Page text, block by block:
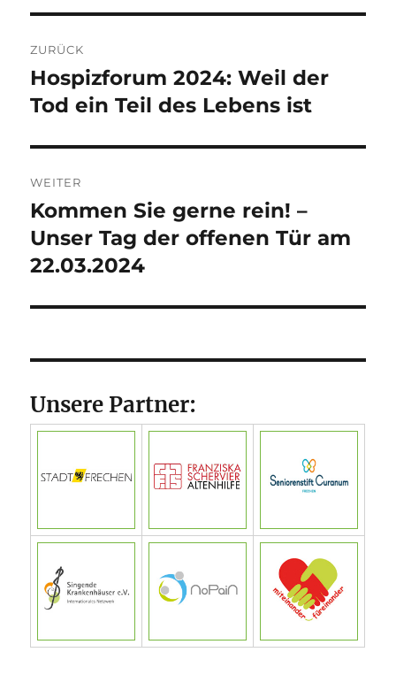
ZURÜCK
Vorheriger
Beitrag:
Hospizforum 2024: Weil der
Tod ein Teil des Lebens ist
WEITER
Nächster
Beitrag:
Kommen Sie gerne rein! –
Unser Tag der offenen Tür am
22.03.2024
Unsere Partner: